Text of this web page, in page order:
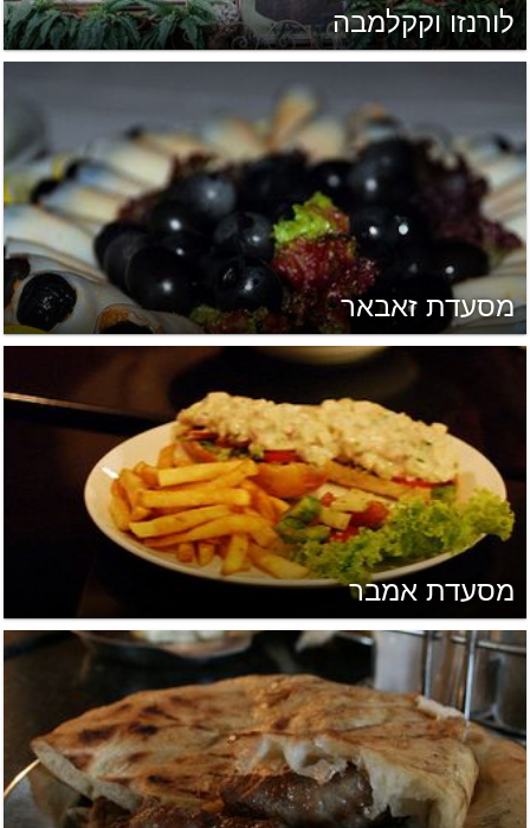
לורנזו וקקלמבה
מסעדת זאבאר
מסעדת אמבר